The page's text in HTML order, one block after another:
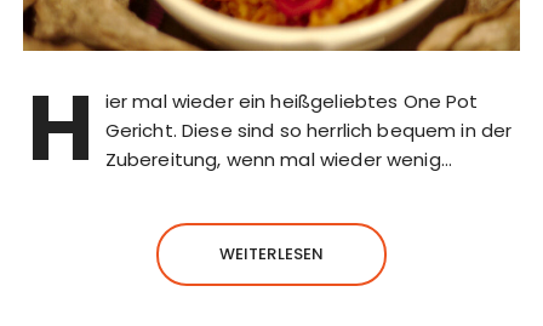
H
ier mal wieder ein heißgeliebtes One Pot
Gericht. Diese sind so herrlich bequem in der
Zubereitung, wenn mal wieder wenig…
WEITERLESEN